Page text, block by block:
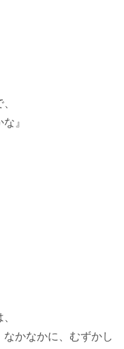
』
かなかに、むずかし